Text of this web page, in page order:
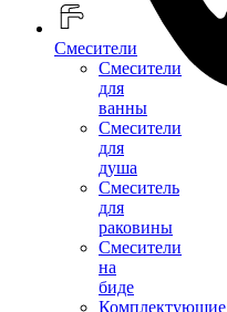
Смесители
Смесители
для
ванны
Смесители
для
душа
Смеситель
для
раковины
Смесители
на
биде
Комплектующие